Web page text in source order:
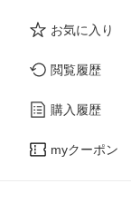
お気に入り
閲覧履歴
購入履歴
myクーポン